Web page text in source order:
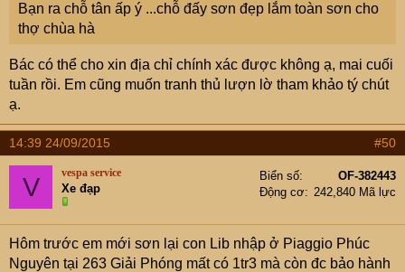
sẽ khác nhau(như bác đi xăm cũng thế thôi ạ hình khó thì
đắt hình dễ thì rẻ vài trăm cũng có mà vài chục cũng có
+ Quy trình vẽ rất kỳ công đi từng nét từng chi tiết có khi
vài ngày mới xog 1 hình vẽ..Khi xog còn phủ lớp sơn
bóng đợi khô đánh bóng vệ sinh xe đây bác xem ở thớt
này của e sẽ rõ hơn
http://www.otofun.net/threads/586597-qua-trinh-pha-
fortuner-2013-cua-chau?highlight=
--Trên xe máy thường giá ở 3tr5 cho đến 7,8,9tr đó bác
bác mong muốn mức giá ở khoảng nào và cho e biết xe
bác màu gì nếu chưa có ý tưởng gì e sẽ tìm mẫu cho bác
phù hợp với tông màu và mức giá đó..Tks bác
Bạn ra chỗ tân ấp ý ...chỗ đấy sơn đẹp lắm toàn sơn cho
thợ chùa hà
Bác có thể cho xin địa chỉ chính xác được không ạ, mai cuối
tuần rồi. Em cũng muốn tranh thủ lượn lờ tham khảo tý chút
ạ.
14:39 24/09/2015 #50
V vespa service
Xe đạp
Biển số
OF-382443
Động cơ
242,840 Mã lực
Hôm trước em mới sơn lại con Lib nhập ở Piaggio Phúc
Nguyên tại 263 Giải Phóng mất có 1tr3 mà còn đc bảo hành